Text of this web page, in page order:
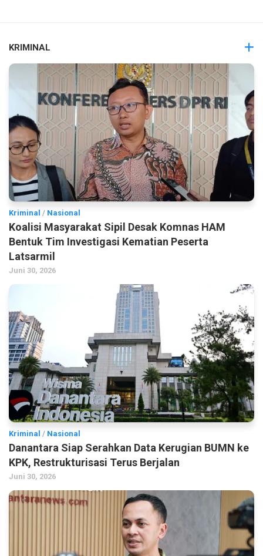
KRIMINAL
Kriminal / Nasional
Koalisi Masyarakat Sipil Desak Komnas HAM
Bentuk Tim Investigasi Kematian Peserta
Latsarmil
Juni 30, 2026
Kriminal / Nasional
Danantara Siap Serahkan Data Kerugian BUMN ke
KPK, Restrukturisasi Terus Berjalan
Juni 30, 2026